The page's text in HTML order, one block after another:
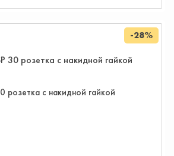
розетка с накидной гайкой
-28%